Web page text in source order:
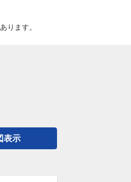
ります。
表示